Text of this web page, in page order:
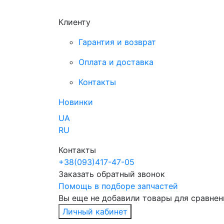
Клиенту
Гарантия и возврат
Оплата и доставка
Контакты
Новинки
UA
RU
Контакты
+38(093)417-47-05
Заказать обратный звонок
Помощь в подборе запчастей
Вы еще не добавили товары для
Личный кабинет